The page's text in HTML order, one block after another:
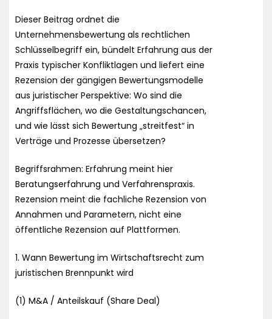
Dieser Beitrag ordnet die
Unternehmensbewertung als rechtlichen
Schlüsselbegriff ein, bündelt Erfahrung aus der
Praxis typischer Konfliktlagen und liefert eine
Rezension der gängigen Bewertungsmodelle
aus juristischer Perspektive: Wo sind die
Angriffsflächen, wo die Gestaltungschancen,
und wie lässt sich Bewertung „streitfest“ in
Verträge und Prozesse übersetzen?
Begriffsrahmen: Erfahrung meint hier
Beratungserfahrung und Verfahrenspraxis.
Rezension meint die fachliche Rezension von
Annahmen und Parametern, nicht eine
öffentliche Rezension auf Plattformen.
1. Wann Bewertung im Wirtschaftsrecht zum
juristischen Brennpunkt wird
(1) M&A / Anteilskauf (Share Deal)